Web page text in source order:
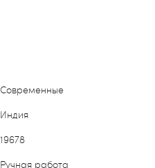
Современные
Индия
19678
Ручная работа